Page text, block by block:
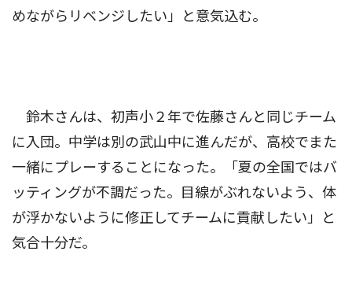
めながらリベンジしたい」と意気込む。
鈴木さんは、初声小２年で佐藤さんと同じチーム
に入団。中学は別の武山中に進んだが、高校でまた
一緒にプレーすることになった。「夏の全国ではバ
ッティングが不調だった。目線がぶれないよう、体
が浮かないように修正してチームに貢献したい」と
気合十分だ。